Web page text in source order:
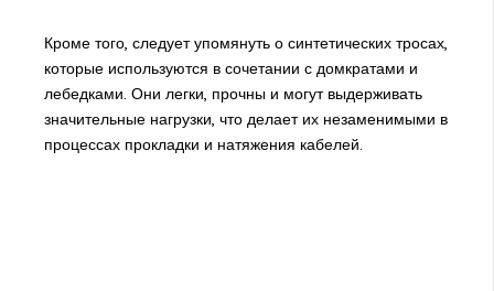
Кроме того, следует упомянуть о синтетических тросах,
которые используются в сочетании с домкратами и
лебедками. Они легки, прочны и могут выдерживать
значительные нагрузки, что делает их незаменимыми в
процессах прокладки и натяжения кабелей.